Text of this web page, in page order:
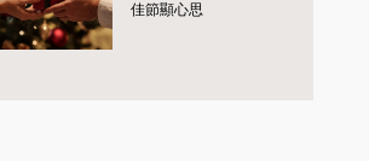
佳節顯心思